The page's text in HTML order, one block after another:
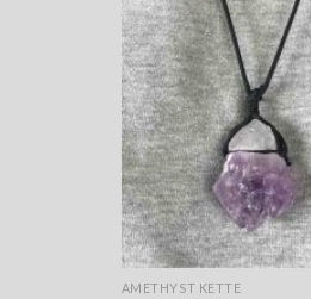
AMETHYST KETTE